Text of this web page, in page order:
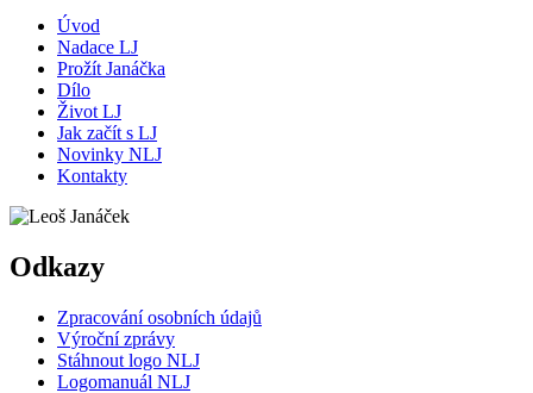
Úvod
Nadace LJ
Prožít Janáčka
Dílo
Život LJ
Jak začít s LJ
Novinky NLJ
Kontakty
Odkazy
Zpracování osobních údajů
Výroční zprávy
Stáhnout logo NLJ
Logomanuál NLJ